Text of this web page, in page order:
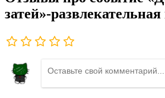
затей»-